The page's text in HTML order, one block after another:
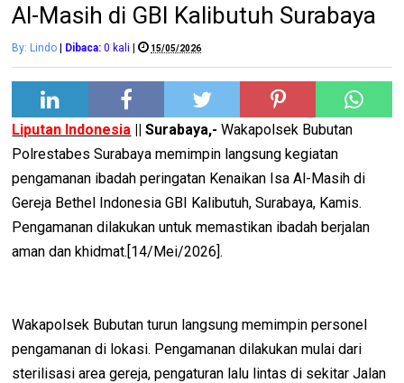
Al-Masih di GBI Kalibutuh Surabaya
By: Lindo | Dibaca: 0 kali | 15/05/2026
Liputan Indonesia || Surabaya,-Wakapolsek Bubutan
Polrestabes Surabaya memimpin langsung kegiatan
pengamanan ibadah peringatan Kenaikan Isa Al-Masih di
Gereja Bethel Indonesia GBI Kalibutuh, Surabaya, Kamis.
Pengamanan dilakukan untuk memastikan ibadah berjalan
aman dan khidmat.[14/Mei/2026].
Wakapolsek Bubutan turun langsung memimpin personel
pengamanan di lokasi. Pengamanan dilakukan mulai dari
sterilisasi area gereja, pengaturan lalu lintas di sekitar Jalan